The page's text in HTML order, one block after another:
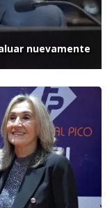
nuevamente